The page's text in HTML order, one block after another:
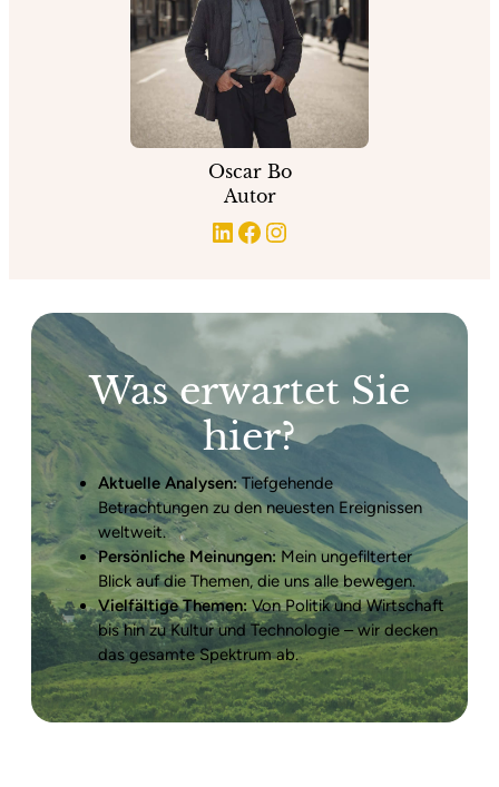
Oscar Bo
Autor
LinkedIn Facebook Instagram
Was erwartet Sie
hier?
Aktuelle Analysen:Tiefgehende
Betrachtungen zu den neuesten Ereignissen
weltweit.
Persönliche Meinungen: Mein ungefilterter
Blick auf die Themen, die uns alle bewegen.
Vielfältige Themen: Von Politik und Wirtschaft
bis hin zu Kultur und Technologie – wir decken
das gesamte Spektrum ab.